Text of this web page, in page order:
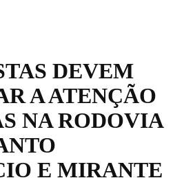
DEVEM
A ATENÇÃO
NA RODOVIA
E MIRANTE